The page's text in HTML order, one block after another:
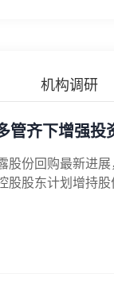
机构调研
管齐下增强投
股份回购最新进
股股东计划增持